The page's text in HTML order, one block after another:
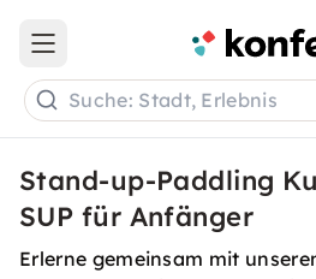
Open main menu
Suche: Stadt, Erlebnis
Stand-up-Paddling
SUP für Anfänger
Erlerne gemeinsam mit